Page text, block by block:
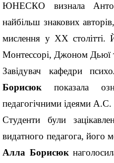
ЮНЕСКО визнала
найбільш знакових
мислення у XX столітті.
Монтессорі, Джоном Дьюї
Завідувач кафедри
Борисюк показала
педагогічними ідеями
Студенти були
видатного педагога, його
Алла Борисюк